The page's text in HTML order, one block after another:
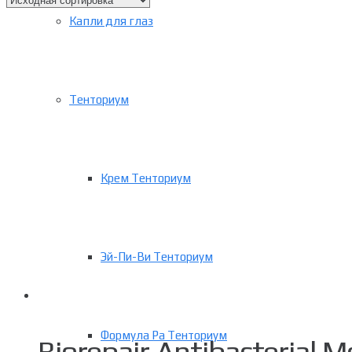
Капли для глаз
Тенториум
Крем Тенториум
Эй-Пи-Ви Тенториум
Формула Ра Тенториум